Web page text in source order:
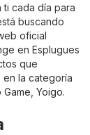
ti cada día para
buscando
oficial
en Esplugues
que
en la categoría
Game Yoigo.